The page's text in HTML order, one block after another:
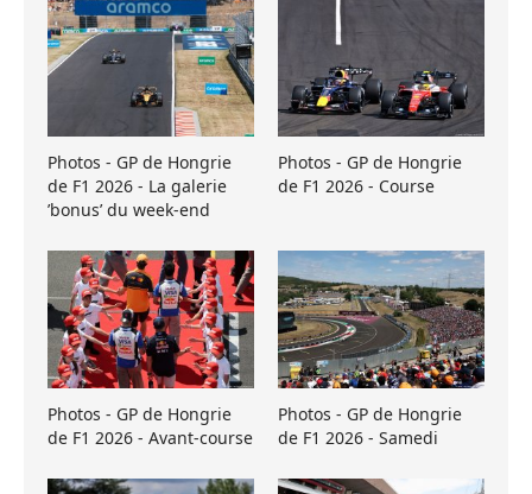
Photos - GP de Hongrie
de F1 2026 - La galerie
’bonus’ du week-end
Photos - GP de Hongrie
de F1 2026 - Course
Photos - GP de Hongrie
de F1 2026 - Avant-course
Photos - GP de Hongrie
de F1 2026 - Samedi